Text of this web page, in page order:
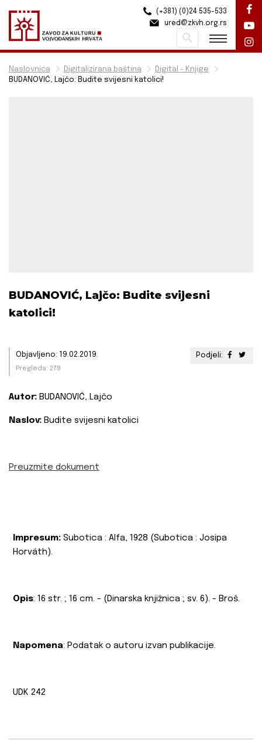
Naslovnica Digitalizirana baština
Digital - Knjige
BUDANOVIĆ, Lajčo: Budite svijesni katolici!
BUDANOVIĆ, Lajčo: Budite svijesni
katolici!
Podjeli:
Objavljeno: 19.02.2019.
Pregleda: 279
Autor: BUDANOVIĆ, Lajčo
Naslov: Budite svijesni katolici
Preuzmite dokument
Impresum: Subotica : Alfa, 1928 (Subotica : Josipa
Horváth).
Opis: 16 str. ; 16 cm. - (Dinarska knjižnica ; sv. 6). - Broš.
Napomena: Podatak o autoru izvan publikacije.
UDK 242
(+381) (0)24 535-533
ured@zkvh.org.rs
Pretraži